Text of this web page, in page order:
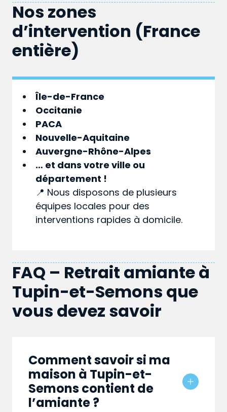
Nos zones
d’intervention (France
entière)
Île-de-France
Occitanie
PACA
Nouvelle-Aquitaine
Auvergne-Rhône-Alpes
… et dans votreville ou
département !
📍 Nous disposons de plusieurs
équipes locales pour des
interventions rapides à domicile.
FAQ – Retrait amiante à
Tupin-et-Semons que
vous devez savoir
Comment savoir si ma
maison à Tupin-et-
Semons contient de
l’amiante ?